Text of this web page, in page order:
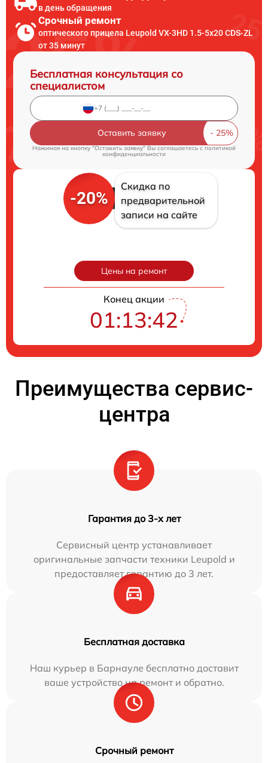
в день обращения
Срочный ремонт
оптического прицела Leupold VX-3HD 1.5-5x20 CDS-ZL
от 35 минут
Бесплатная консультация со
специалистом
Оставить заявку
Нажимая на кнопку "Оставить заявку" Вы соглашаетесь cполитикой
конфиденциальности
-20%
Скидка по
предварительной
записи на сайте
Цены на ремонт
Конец акции
01:13:41
Преимущества сервис-
центра
Гарантия до 3-х лет
Сервисный центр устанавливает
оригинальные запчасти техники Leupold и
предоставляет гарантию до 3 лет.
Бесплатная доставка
Наш курьер в Барнауле бесплатно доставит
ваше устройство на ремонт и обратно.
Срочный ремонт